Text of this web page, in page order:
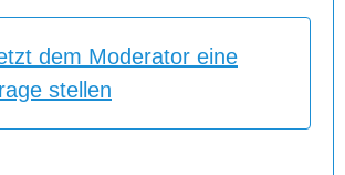
dem Moderator eine
stellen